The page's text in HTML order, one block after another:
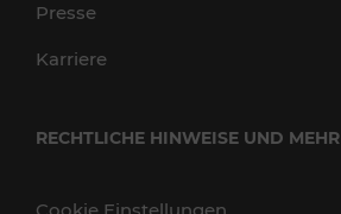
Presse
Karriere
RECHTLICHE HINWEISE UND MEHR